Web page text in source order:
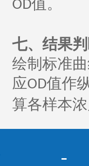
OD值。
七、 结果
绘制标准
应OD值作
算各样本
-